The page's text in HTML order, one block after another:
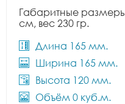
Габаритные
см, вес 230 гр.
Длина 165 мм.
Ширина 165 мм.
Высота 120 мм.
Объём 0 куб.м.